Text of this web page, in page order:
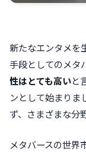
新たなエンタメを
手段としてのメタ
性はとても高いと
ンとして始まりま
ず、さまざまな分
メタバースの世界